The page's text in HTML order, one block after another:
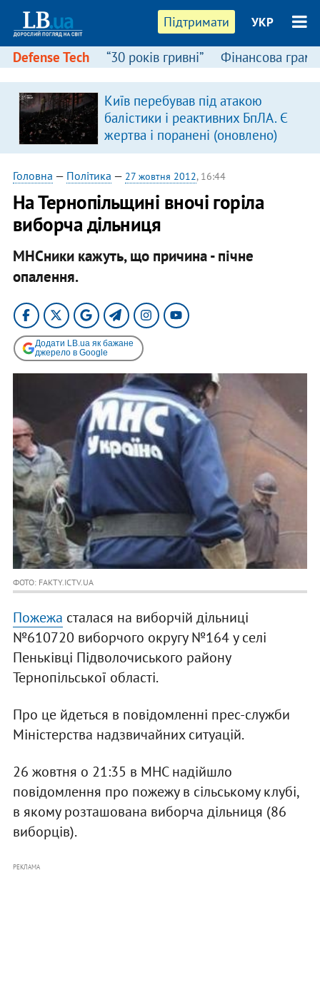
Підтримати УКР
Defense Tech “30 років гривні” Фінансова
Київ перебував під атакою
балістики і реактивних БпЛА. Є
жертва і поранені (оновлено)
Головна — Політика — 27 жовтня 2012, 16:44
На Тернопільщині вночі горіла
виборча дільниця
МНСники кажуть, що причина - пічне
опалення.
Додати LB.ua як бажане
джерело в Google
ФОТО: FAKTY.ICTV.UA
Пожежа сталася на виборчій дільниці
№610720 виборчого округу №164 у селі
Пеньківці Підволочиського району
Тернопільської області.
Про це йдеться в повідомленні прес-служби
Міністерства надзвичайних ситуацій.
26 жовтня о 21:35 в МНС надійшло
повідомлення про пожежу в сільському клубі,
в якому розташована виборча дільниця (86
виборців).
РЕКЛАМА